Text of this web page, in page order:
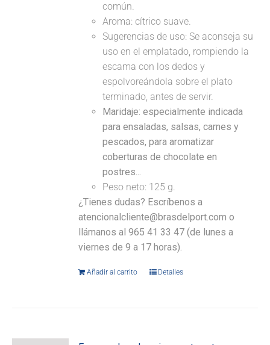
común.
Aroma: cítrico suave.
Sugerencias de uso: Se aconseja su
uso en el emplatado, rompiendo la
escama con los dedos y
espolvoreándola sobre el plato
terminado, antes de servir.
Maridaje: especialmente indicada
para ensaladas, salsas, carnes y
pescados, para aromatizar
coberturas de chocolate en
postres...
Peso neto: 125 g.
¿Tienes dudas? Escríbenos a
atencionalcliente@brasdelport.com o
llámanos al 965 41 33 47 (de lunes a
viernes de 9 a 17 horas).
Añadir al carrito Detalles